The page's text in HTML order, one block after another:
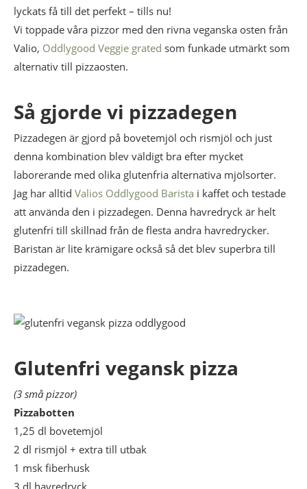
lyckats få till det perfekt – tills nu!
Vi toppade våra pizzor med den rivna veganska osten från
Valio, Oddlygood Veggie grated som funkade utmärkt som
alternativ till pizzaosten.
Så gjorde vi pizzadegen
Pizzadegen är gjord på bovetemjöl och rismjöl och just
denna kombination blev väldigt bra efter mycket
laborerande med olika glutenfria alternativa mjölsorter.
Jag har alltid Valios Oddlygood Barista i kaffet och testade
att använda den i pizzadegen. Denna havredryck är helt
glutenfri till skillnad från de flesta andra havredrycker.
Baristan är lite krämigare också så det blev superbra till
pizzadegen.
Glutenfri vegansk pizza
(3 små pizzor)
Pizzabotten
1,25 dl bovetemjöl
2 dl rismjöl + extra till utbak
1 msk fiberhusk
3 dl havredryck